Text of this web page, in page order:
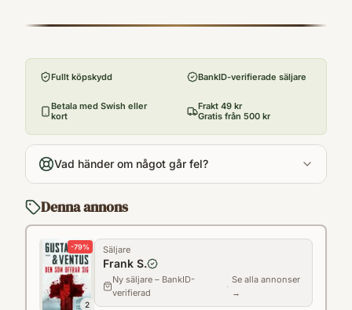
person hittas mördad under liknande
i fel händer och polisteamet jagar en
vänds dessutom på ända när hans
tonårsdotter Anni spårlöst försvinner
samtidigt som hans gamla synder väcks till
liv. Förtvivlat kämpar Marcus för att
balansera karriär med familjeliv. Den här
gången önskar han att han hade valt
familjen framför utredningen. Detta är den
första delen i serien Brottsplats Österbotten.
9789523335226
Förlaget M
Utgivningsår
2023
Antal sidor
295
Språk
Kategori
Format
Inbunden
Fullt köpskydd BankID-verifierade säljare
Betala med Swish eller
kort
Frakt 49 kr
Gratis från 500 kr
Vad händer om något går fel?
Denna annons
-79%
2
Säljare
Frank S.
Ny säljare – BankID-
verifierad
·
Se alla annonser
→